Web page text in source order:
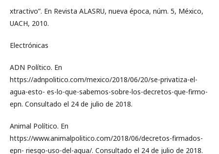
xtractivo”. En Revista ALASRU, nueva época, núm. 5, México,
UACH, 2010.
Electrónicas
ADN Político. En
https://adnpolitico.com/mexico/2018/06/20/se-privatiza-el-
agua-esto- es-lo-que-sabemos-sobre-los-decretos-que-firmo-
epn. Consultado el 24 de julio de 2018.
Animal Político. En
https://www.animalpolitico.com/2018/06/decretos-firmados-
epn- riesgo-uso-del-agua/. Consultado el 24 de julio de 2018.